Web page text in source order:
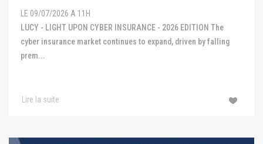
LE 09/07/2026 A 11H
LUCY - LIGHT UPON CYBER INSURANCE - 2026 EDITION The
cyber insurance market continues to expand, driven by falling
prem...
Lire la suite